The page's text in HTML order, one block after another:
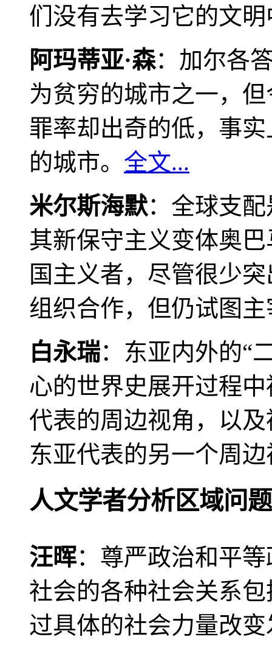
们没有去学习它的文
阿玛蒂亚·森：加尔各
为贫穷的城市之一，
罪率却出奇的低，事
的城市。 全文...
米尔斯海默：全球支
其新保守主义变体奥
国主义者，尽管很少
组织合作，但仍试图
白永瑞：东亚内外的“
心的世界史展开过程
代表的周边视角，以
东亚代表的另一个周
人文学者分析区域问题
汪晖：尊严政治和平
社会的各种社会关系
过具体的社会力量改